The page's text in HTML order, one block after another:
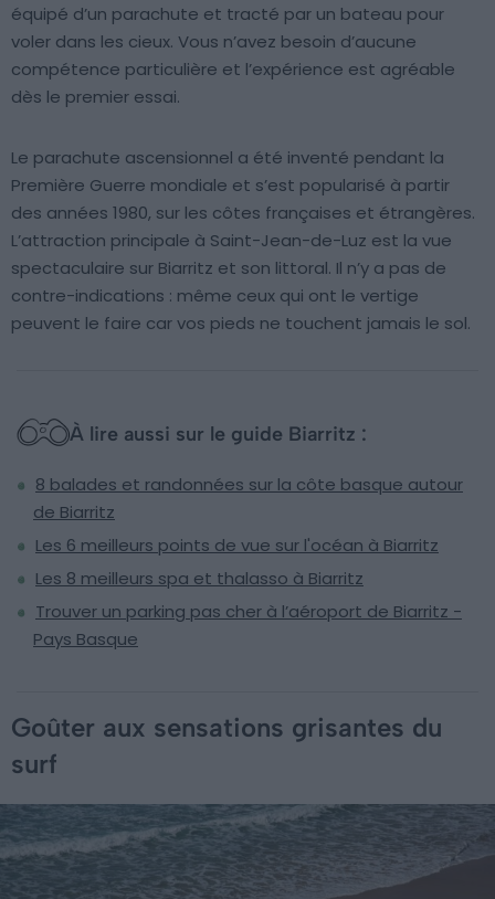
équipé d’un parachute et tracté par un bateau pour
voler dans les cieux. Vous n’avez besoin d’aucune
compétence particulière et l’expérience est agréable
dès le premier essai.
Le parachute ascensionnel a été inventé pendant la
Première Guerre mondiale et s’est popularisé à partir
des années 1980, sur les côtes françaises et étrangères.
L’attraction principale à Saint-Jean-de-Luz est la vue
spectaculaire sur Biarritz et son littoral. Il n’y a pas de
contre-indications : même ceux qui ont le vertige
peuvent le faire car vos pieds ne touchent jamais le sol.
À lire aussi sur le guide Biarritz :
8 balades et randonnées sur la côte basque autour
de Biarritz
Les 6 meilleurs points de vue sur l'océan à Biarritz
Les 8 meilleurs spa et thalasso à Biarritz
Trouver un parking pas cher à l’aéroport de Biarritz -
Pays Basque
Goûter aux sensations grisantes du
surf